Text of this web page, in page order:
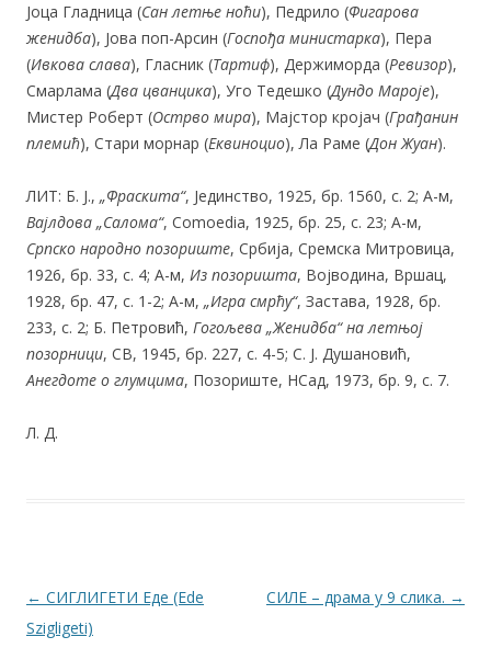
Јоца Гладница (Сан летње ноћи), Педрило (Фигарова
женидба), Јова поп-Арсин (Госпођа министарка), Пера
(Ивкова слава), Гласник (Тартиф), Держиморда (Ревизор),
Смарлама (Два цванцика), Уго Тедешко (Дундо Мароје),
Мистер Роберт (Острво мира), Мајстор кројач (Грађанин
племић), Стари морнар (Еквиноцио), Ла Раме (Дон Жуан).
ЛИТ: Б. Ј., „Фраскита“, Јединство, 1925, бр. 1560, с. 2; А-м,
Вајлдова „Салома“, Comoedia, 1925, бр. 25, с. 23; А-м,
Српско народно позориште, Србија, Сремска Митровица,
1926, бр. 33, с. 4; А-м, Из позоришта, Војводина, Вршац,
1928, бр. 47, с. 1-2; А-м, „Игра смрћу“, Застава, 1928, бр.
233, с. 2; Б. Петровић, Гогољева „Женидба“ на летњој
позорници, СВ, 1945, бр. 227, с. 4-5; С. Ј. Душановић,
Анегдоте о глумцима, Позориште, НСад, 1973, бр. 9, с. 7.
Л. Д.
Post navigation
← СИГЛИГЕТИ Еде (Ede
Szigligeti)
СИЛЕ – драма у 9 слика. →